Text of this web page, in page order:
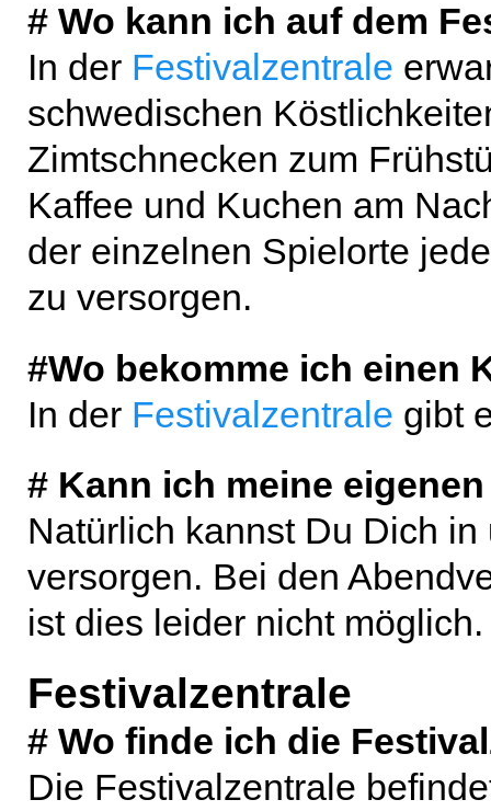
# Wo kann ich auf dem
In der Festivalzentrale
schwedischen
Zimtschnecken zum
Kaffee und Kuchen am
der einzelnen Spielorte
zu versorgen.
#Wo bekomme ich einen
In der Festivalzentrale gibt
# Kann ich meine
Natürlich kannst Du Dich
versorgen. Bei den
ist dies leider nicht möglich.
Festivalzentrale
# Wo finde ich die
Die Festivalzentrale